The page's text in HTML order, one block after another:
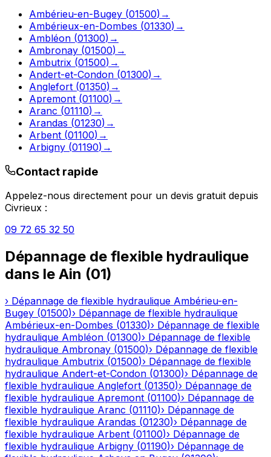
Ambérieu-en-Bugey (01500) →
Ambérieux-en-Dombes (01330) →
Ambléon (01300) →
Ambronay (01500) →
Ambutrix (01500) →
Andert-et-Condon (01300) →
Anglefort (01350) →
Apremont (01100) →
Aranc (01110) →
Arandas (01230) →
Arbent (01100) →
Arbigny (01190) →
Contact rapide
Appelez-nous directement pour un devis gratuit depuis
Civrieux :
09 72 65 32 50
Dépannage de flexible hydraulique
dans le Ain (01)
› Dépannage de flexible hydraulique Ambérieu-en-
Bugey (01500)› Dépannage de flexible hydraulique
Ambérieux-en-Dombes (01330)› Dépannage de flexible
hydraulique Ambléon (01300)› Dépannage de flexible
hydraulique Ambronay (01500)› Dépannage de flexible
hydraulique Ambutrix (01500)› Dépannage de flexible
hydraulique Andert-et-Condon (01300)› Dépannage de
flexible hydraulique Anglefort (01350)› Dépannage de
flexible hydraulique Apremont (01100)› Dépannage de
flexible hydraulique Aranc (01110)› Dépannage de
flexible hydraulique Arandas (01230)› Dépannage de
flexible hydraulique Arbent (01100)› Dépannage de
flexible hydraulique Arbigny (01190)› Dépannage de